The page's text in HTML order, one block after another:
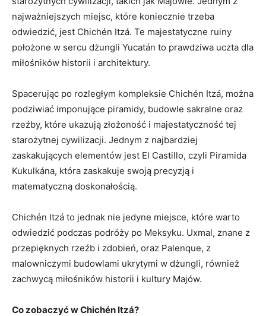
najważniejszych miejsc, które koniecznie ‍trzeba
odwiedzić, ⁣jest Chichén⁣ Itzá.‍ Te majestatyczne ruiny
położone w sercu dżungli Yucatán to prawdziwa uczta dla
miłośników historii i architektury.
Spacerując po rozległym kompleksie Chichén Itzá, można
podziwiać ​imponujące ⁢piramidy, budowle sakralne oraz
rzeźby, które ukazują złożoność i majestatyczność tej⁢
starożytnej ‍cywilizacji. Jednym z najbardziej
zaskakujących elementów jest El Castillo, czyli Piramida⁤
Kukulkána, która zaskakuje swoją precyzją i
matematyczną doskonałością.
Chichén Itzá⁢ to jednak⁤ nie jedyne miejsce, które warto
odwiedzić podczas podróży po Meksyku.​ Uxmal,‌ znane z
przepięknych rzeźb i zdobień, oraz Palenque, z
malowniczymi budowlami ukrytymi w dżungli, również
zachwycą miłośników historii‌ i kultury Majów.
Co zobaczyć w Chichén Itzá?